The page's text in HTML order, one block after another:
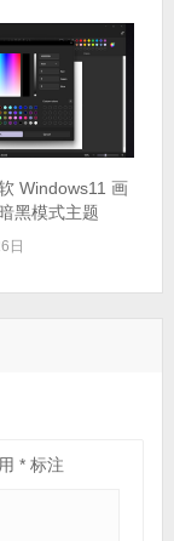
Windows11 画
黑模式主题
日
*标注